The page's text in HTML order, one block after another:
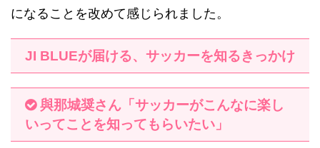
になることを改めて感じられました。
JI BLUEが届ける、サッカーを知るきっかけ
與那城奨さん「サッカーがこんなに楽し
いってことを知ってもらいたい」